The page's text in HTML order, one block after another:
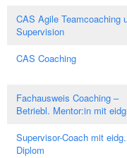
CAS Agile Teamcoaching
Supervision
CAS Coaching
Fachausweis Coaching –
Betriebl. Mentor:in mit
Supervisor-Coach mit eidg.
Diplom